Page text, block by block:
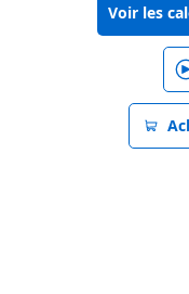
Voir les